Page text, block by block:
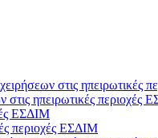
στις ηπειρωτικές
ηπειρωτικές περιοχές
ΕΣΔΙΜ
περιοχές ΕΣΔΙΜ